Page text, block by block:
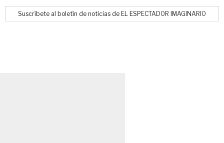
Suscríbete al boletín de noticias de EL ESPECTADOR IMAGINARIO